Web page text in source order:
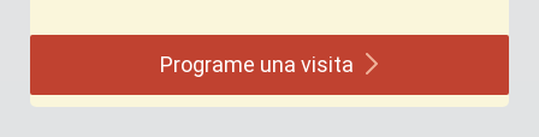
Programe una visita